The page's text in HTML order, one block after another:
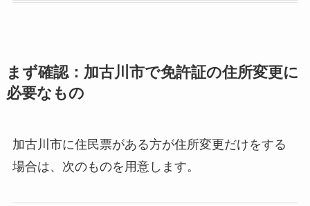
まず確認：加古川市で免許証の住所変更に
必要なもの
加古川市に住民票がある方が住所変更だけをする
場合は、次のものを用意します。